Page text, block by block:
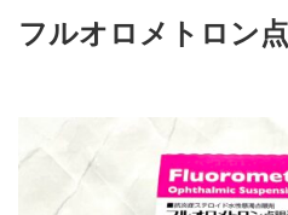
フルオロメトロン